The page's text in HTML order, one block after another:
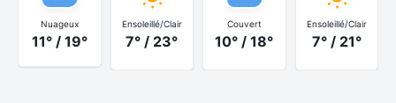
Nuageux
11° / 19°
Ensoleillé/Clair
7° / 23°
Couvert
10° / 18°
Ensoleillé/Clair
7° / 21°